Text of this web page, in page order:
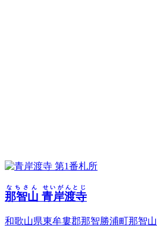
第1番札所
那智山
なちさん
青岸渡寺
せいがんとじ
和歌山県東牟婁郡那智勝浦町那智山